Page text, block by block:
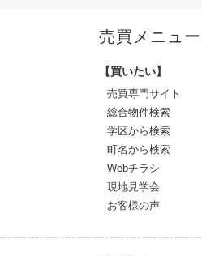
売買メニュー
【買いたい】
売買専門サイト
総合物件検索
学区から検索
町名から検索
Webチラシ
現地見学会
お客様の声